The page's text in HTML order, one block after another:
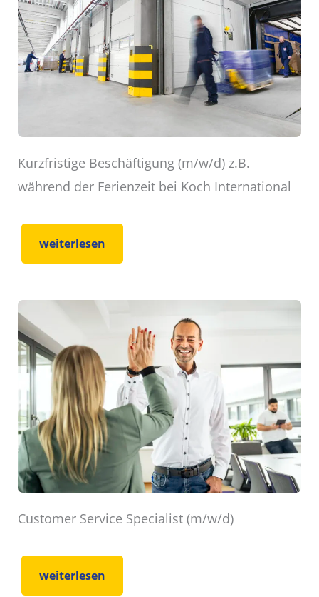
Kurzfristige Beschäftigung (m/w/d) z.B.
während der Ferienzeit bei Koch International
weiterlesen
Customer Service Specialist (m/w/d)
weiterlesen